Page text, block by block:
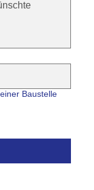
Baustelle